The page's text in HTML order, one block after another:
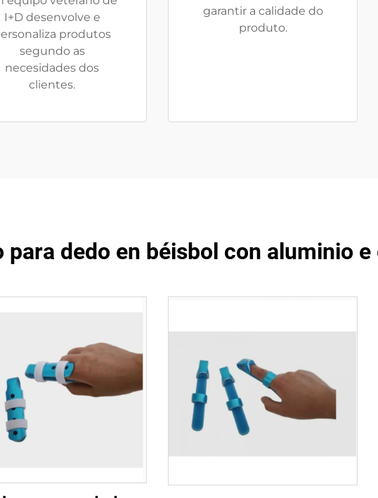
I+D desenvolve e
produtos
segundo as
necesidades dos
clientes.
garantir a calidade do
produto.
para dedo en béisbol con aluminio e